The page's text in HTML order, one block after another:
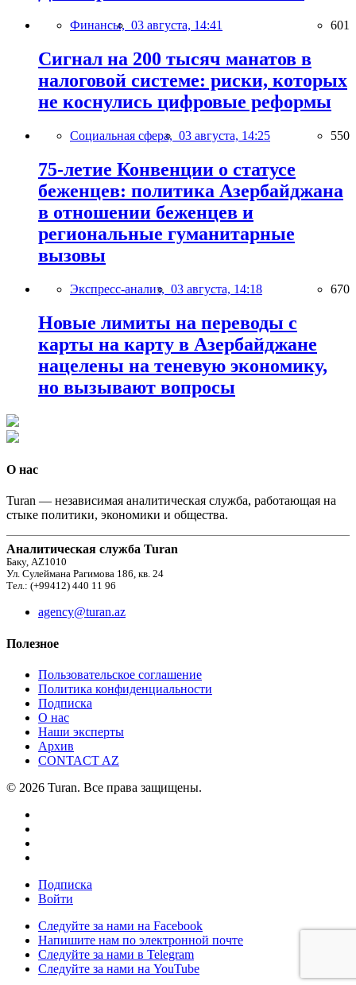
Финансы, 03 августа, 14:41 601
Сигнал на 200 тысяч манатов в
налоговой системе: риски, которых
не коснулись цифровые реформы
Социальная сфера, 03 августа, 14:25 550
75-летие Конвенции о статусе
беженцев: политика Азербайджана
в отношении беженцев и
региональные гуманитарные
вызовы
Экспресс-анализ, 03 августа, 14:18 670
Новые лимиты на переводы с
карты на карту в Азербайджане
нацелены на теневую экономику,
но вызывают вопросы
О нас
Turan — независимая аналитическая служба, работающая на
стыке политики, экономики и общества.
Аналитическая служба Turan
Баку, AZ1010
Ул. Сулеймана Рагимова 186, кв. 24
Тел.: (+99412) 440 11 96
agency@turan.az
Полезное
Пользовательское соглашение
Политика конфиденциальности
Подписка
О нас
Наши эксперты
Архив
CONTACT AZ
© 2026 Turan. Все права защищены.
Подписка
Войти
Следуйте за нами на Facebook
Напишите нам по электронной почте
Следуйте за нами в Telegram
Следуйте за нами на YouTube